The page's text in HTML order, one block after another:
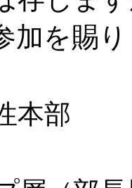
加を賜
本部